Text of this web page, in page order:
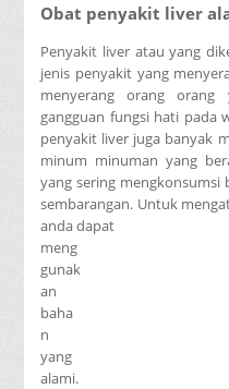
Obat penyakit liver
Penyakit liver atau yang
jenis penyakit yang
menyerang orang orang
gangguan fungsi hati pada
penyakit liver juga banyak
minum minuman yang
yang sering mengkonsumsi
sembarangan. Untuk
anda dapat
meng
gunak
an
baha
n
yang
alami.